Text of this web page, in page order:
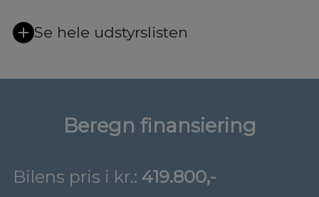
Se hele udstyrslisten
Beregn finansiering
Bilens pris i kr.: 419.800,-